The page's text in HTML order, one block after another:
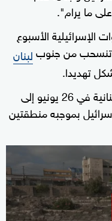
ما ⁠يرام".
الإسرائيلية الأسبوع
⁠تنسحب من جنوبلبنان
تهديدا.
وتوصلت الحكومتان الإسرائيلية واللبنانية في 26 يونيو إلى
‌بموجبه منطقتين
seconds
of
2
minutes,